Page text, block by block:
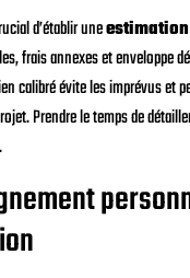
d’établir une
frais annexes et enveloppe
calibré évite les imprévus et
Prendre le temps de